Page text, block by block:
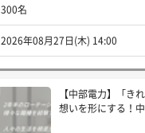
300名
2026年08月27日(木) 14:00
【中部電力】「き
想いを形にする！